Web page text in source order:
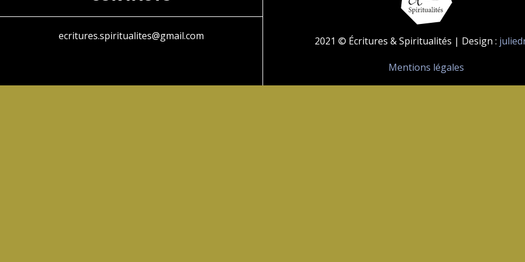
ecritures.spiritualites@gmail.com 2021 © Écritures & Spiritualités | Design :
Mentions légales